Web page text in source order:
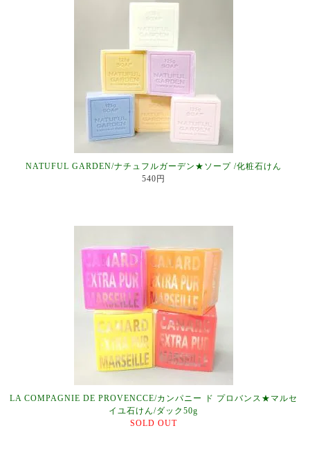
NATUFUL GARDEN/ナチュフルガーデン★ソープ /化粧石けん
540円
LA COMPAGNIE DE PROVENCCE/カンパニー ド プロバンス★マルセ
イユ石けん/ダック50g
SOLD OUT